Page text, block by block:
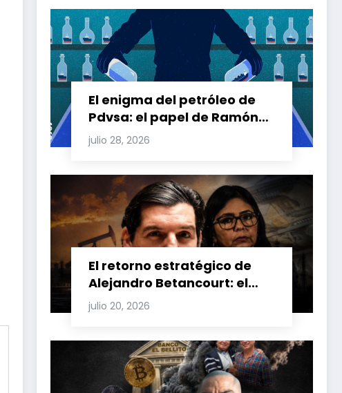
El enigma del petróleo de
Pdvsa: el papel de Ramón
Carretero en el triángulo de
Carretero y su impacto en
julio 28, 2026
El retorno estratégico de
Alejandro Betancourt: el
bolichico que desafía la
justicia y renueva su poder
venezolana
julio 20, 2026